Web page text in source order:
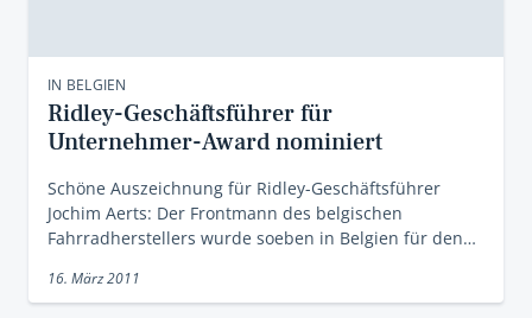
IN BELGIEN
Ridley-Geschäftsführer für
Unternehmer-Award nominiert
Schöne Auszeichnung für Ridley-Geschäftsführer
Jochim Aerts: Der Frontmann des belgischen
Fahrradherstellers wurde soeben in Belgien für den…
16. März 2011